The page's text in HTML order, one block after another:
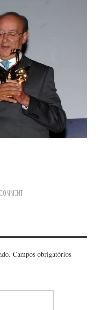
.
Campos obrigatórios